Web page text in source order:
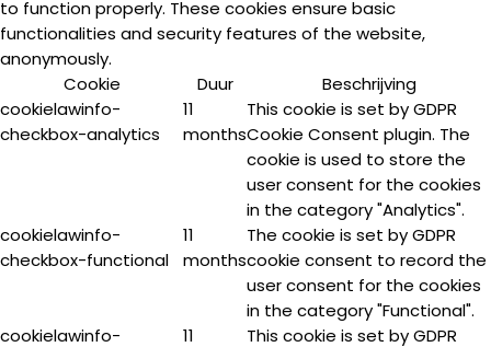
to function properly. These cookies ensure basic
functionalities and security features of the website,
anonymously.
Cookie
Duur
Beschrijving
cookielawinfo-
checkbox-analytics
11
months
This cookie is set by GDPR
Cookie Consent plugin. The
cookie is used to store the
user consent for the cookies
in the category "Analytics".
cookielawinfo-
checkbox-functional
11
months
The cookie is set by GDPR
cookie consent to record the
user consent for the cookies
in the category "Functional".
cookielawinfo-
11
This cookie is set by GDPR